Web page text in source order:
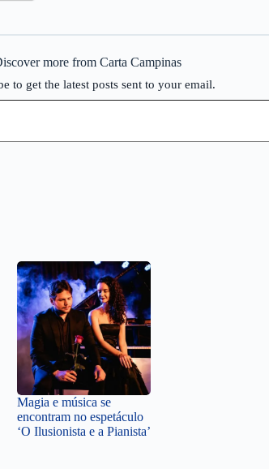
more from Carta Campinas
to get the latest posts sent to your email.
Magia e música se
encontram no espetáculo
‘O Ilusionista e a Pianista’